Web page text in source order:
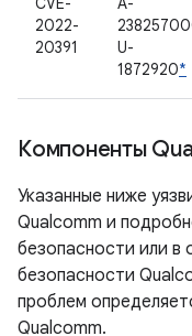
2022-
20391
U-
1872920*
Компоненты
Указанные ниже
Qualcomm и
безопасности или в
безопасности
проблем
Qualcomm.